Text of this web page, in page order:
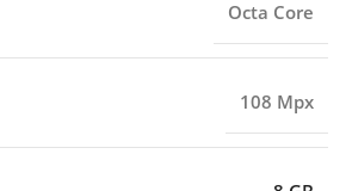
Octa Core
108 Mpx